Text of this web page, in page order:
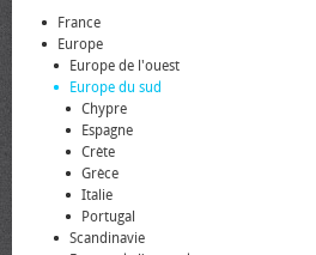
France
Europe
Europe de l'ouest
Europe du sud
Chypre
Espagne
Crète
Grèce
Italie
Portugal
Scandinavie